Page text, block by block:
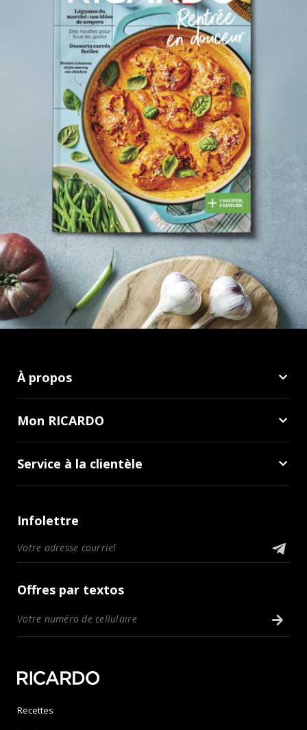
À propos
Mon RICARDO
Service à la clientèle
Infolettre
Offres par textos
Recettes